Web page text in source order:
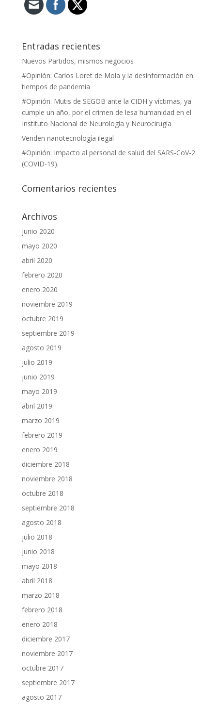
Entradas recientes
Nuevos Partidos, mismos negocios
#Opinión: Carlos Loret de Mola y la desinformación en
tiempos de pandemia
#Opinión: Mutis de SEGOB ante la CIDH y víctimas, ya
cumple un año, por el crimen de lesa humanidad en el
Instituto Nacional de Neurología y Neurocirugía
Venden nanotecnología ilegal
#Opinión: Impacto al personal de salud del SARS-CoV-2
(COVID-19).
Comentarios recientes
Archivos
junio 2020
mayo 2020
abril 2020
febrero 2020
enero 2020
noviembre 2019
octubre 2019
septiembre 2019
agosto 2019
julio 2019
junio 2019
mayo 2019
abril 2019
marzo 2019
febrero 2019
enero 2019
diciembre 2018
noviembre 2018
octubre 2018
septiembre 2018
agosto 2018
julio 2018
junio 2018
mayo 2018
abril 2018
marzo 2018
febrero 2018
enero 2018
diciembre 2017
noviembre 2017
octubre 2017
septiembre 2017
agosto 2017